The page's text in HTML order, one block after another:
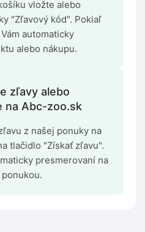
vložte alebo
"Zľavový kód". Pokiaľ
automaticky
alebo nákupu.
zľavy alebo
na Abc-zoo.sk
z našej ponuky na
tlačidlo "Získať zľavu".
presmerovaní na